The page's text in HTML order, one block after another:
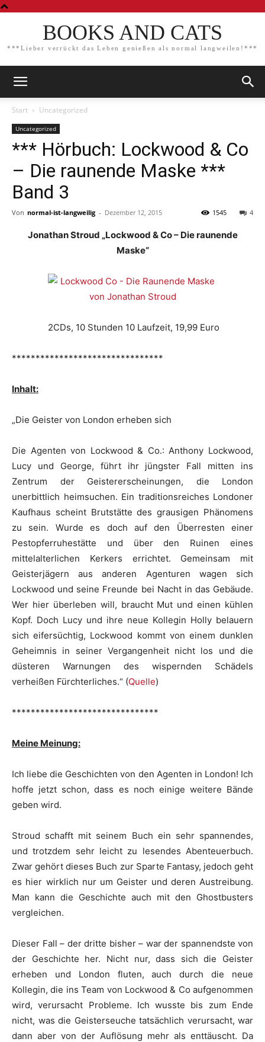
BOOKS AND CATS
***Lieber verrückt das Leben genießen als normal langweilen!***
Start Uncategorized
Uncategorized
*** Hörbuch: Lockwood & Co
– Die raunende Maske ***
Band 3
Von normal-ist-langweilig - Dezember 12, 2015 4
1545
Jonathan Stroud „Lockwood & Co – Die raunende
Maske“
2CDs, 10 Stunden 10 Laufzeit, 19,99 Euro
********************************
Inhalt:
„Die Geister von London erheben sich
Die Agenten von Lockwood & Co.: Anthony Lockwood,
Lucy und George, führt ihr jüngster Fall mitten ins
Zentrum der Geistererscheinungen, die London
unerbittlich heimsuchen. Ein traditionsreiches Londoner
Kaufhaus scheint Brutstätte des grausigen Phänomens
zu sein. Wurde es doch auf den Überresten einer
Pestopferruhestätte und über den Ruinen eines
mittelalterlichen Kerkers errichtet. Gemeinsam mit
Geisterjägern aus anderen Agenturen wagen sich
Lockwood und seine Freunde bei Nacht in das Gebäude.
Wer hier überleben will, braucht Mut und einen kühlen
Kopf. Doch Lucy und ihre neue Kollegin Holly belauern
sich eifersüchtig, Lockwood kommt von einem dunklen
Geheimnis in seiner Vergangenheit nicht los und die
düsteren Warnungen des wispernden Schädels
verheißen Fürchterliches.“ (Quelle)
*******************************
Meine Meinung:
Ich liebe die Geschichten von den Agenten in London! Ich
hoffe jetzt schon, dass es noch einige weitere Bände
geben wird.
Stroud schafft mit seinem Buch ein sehr spannendes,
und trotzdem sehr leicht zu lesendes Abenteuerbuch.
Zwar gehört dieses Buch zur Sparte Fantasy, jedoch geht
es hier wirklich nur um Geister und deren Austreibung.
Man kann die Geschichte auch mit den Ghostbusters
vergleichen.
Dieser Fall – der dritte bisher – war der spannendste von
der Geschichte her. Nicht nur, dass sich die Geister
erheben und London fluten, auch durch die neue
Kollegin, die ins Team von Lockwood & Co aufgenommen
wird, verursacht Probleme. Ich wusste bis zum Ende
nicht, was die Geisterseuche tatsächlich verursacht, war
dann aber von der Auflösung mehr als enttäuscht. Da